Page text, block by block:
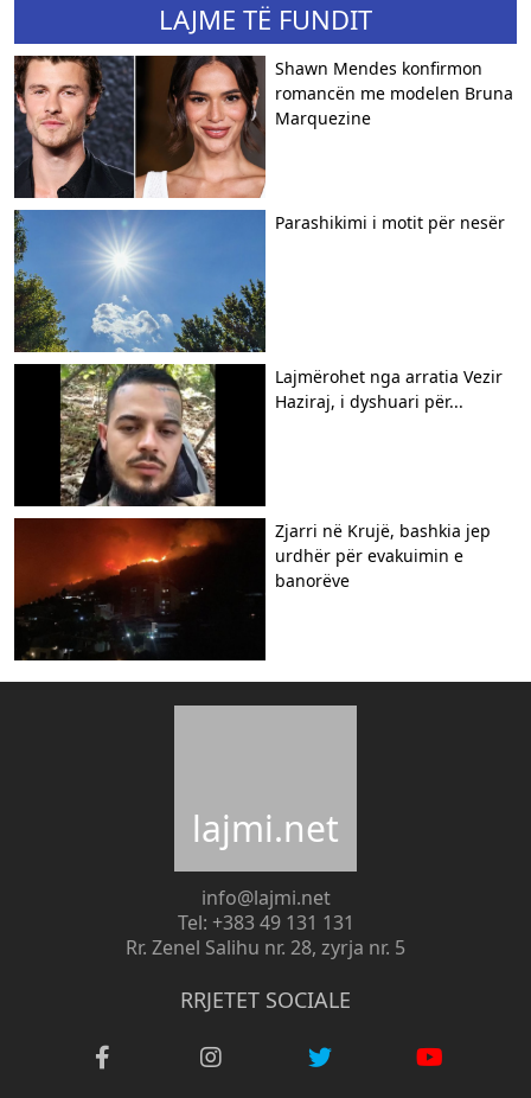
LAJME TË FUNDIT
Shawn Mendes konfirmon
romancën me modelen Bruna
Marquezine
Parashikimi i motit për nesër
Lajmërohet nga arratia Vezir
Haziraj, i dyshuari për...
Zjarri në Krujë, bashkia jep
urdhër për evakuimin e
banorëve
lajmi.net
info@lajmi.net
Tel: +383 49 131 131
Rr. Zenel Salihu nr. 28, zyrja nr. 5
RRJETET SOCIALE